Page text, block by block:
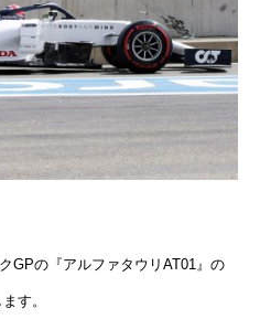
GPの『アルファタウリAT01』の
す。